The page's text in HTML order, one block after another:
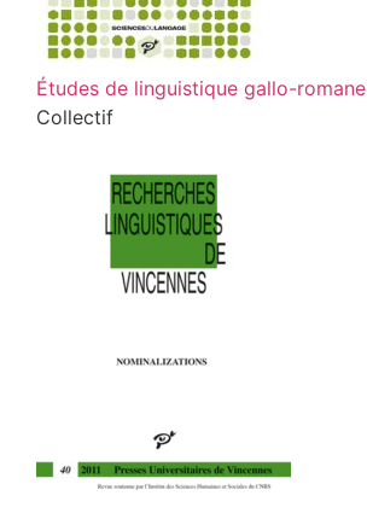
Études de linguistique gallo-romane
Collectif